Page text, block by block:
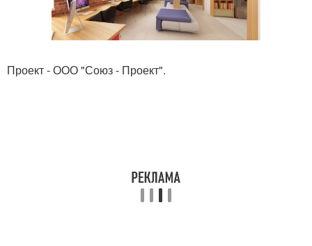
Проект - ООО "Союз - Проект".